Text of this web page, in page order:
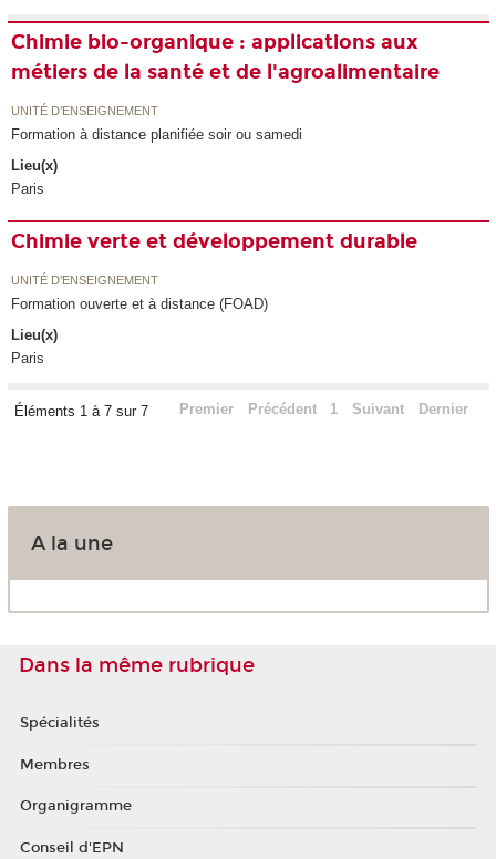
Chimie bio-organique : applications aux
métiers de la santé et de l'agroalimentaire
UNITÉ D’ENSEIGNEMENT
Formation à distance planifiée soir ou samedi
Lieu(x)
Paris
Chimie verte et développement durable
UNITÉ D’ENSEIGNEMENT
Formation ouverte et à distance (FOAD)
Lieu(x)
Paris
Éléments 1 à 7 sur 7 Premier Précédent 1 Suivant Dernier
A la une
Dans la même rubrique
Spécialités
Membres
Organigramme
Conseil d'EPN